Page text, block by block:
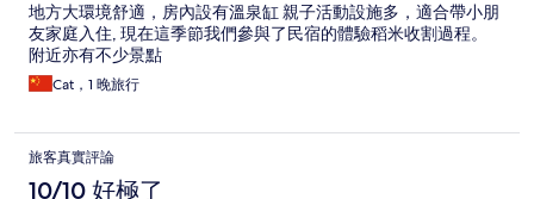
地方大環境舒適，房內設有溫泉缸 親子活動設施多，適合帶小朋
友家庭入住, 現在這季節我們參與了民宿的體驗稻米收割過程。
附近亦有不少景點
Cat，1 晚旅行
旅客真實評論
10/10 好極了